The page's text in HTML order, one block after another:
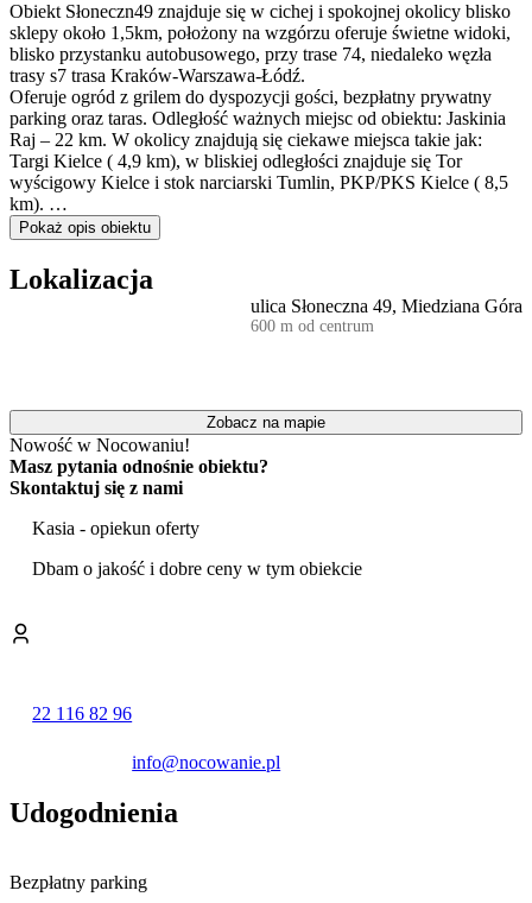
Obiekt Słoneczn49 znajduje się w cichej i spokojnej okolicy blisko
sklepy około 1,5km, położony na wzgórzu oferuje świetne widoki,
blisko przystanku autobusowego, przy trase 74, niedaleko węzła
trasy s7 trasa Kraków-Warszawa-Łódź.
Oferuje ogród z grilem do dyspozycji gości, bezpłatny prywatny
parking oraz taras. Odległość ważnych miejsc od obiektu: Jaskinia
Raj – 22 km. W okolicy znajdują się ciekawe miejsca takie jak:
Targi Kielce ( 4,9 km), w bliskiej odległości znajduje się Tor
wyścigowy Kielce i stok narciarski Tumlin, PKP/PKS Kielce ( 8,5
km).
Położenie obiektu blisko lasu zapewni gością relaks i wypoczynek.
Zróżnicowane ukształtowanie terenu stwarza świetne warunki do
uprawiania turystyki, nordic walkingu czy sportów zimowych.
Pokaż opis obiektu
Lokalizacja
ulica Słoneczna 49, Miedziana Góra
600 m od centrum
Zobacz na mapie
Nowość w Nocowaniu!
Masz pytania odnośnie obiektu?
Skontaktuj się z nami
Kasia - opiekun oferty
Dbam o jakość i dobre ceny w tym obiekcie
22 116 82 96
info@nocowanie.pl
Udogodnienia
Bezpłatny parking